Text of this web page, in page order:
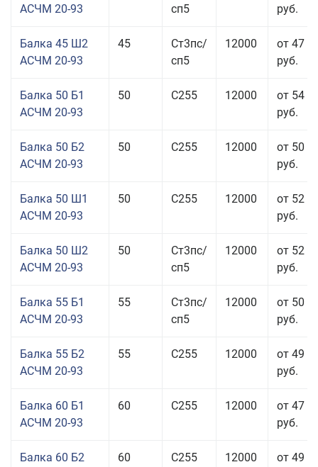
АСЧМ 20-93
сп5
руб.
Балка 45 Ш2
АСЧМ 20-93
45
Ст3пс/
сп5
12000
от 47
руб.
Балка 50 Б1
АСЧМ 20-93
50 С255 12000
от 54
руб.
Балка 50 Б2
АСЧМ 20-93
50 С255 12000
от 50
руб.
Балка 50 Ш1
АСЧМ 20-93
50 С255 12000
от 52
руб.
Балка 50 Ш2
АСЧМ 20-93
50
Ст3пс/
сп5
12000
от 52
руб.
Балка 55 Б1
АСЧМ 20-93
55
Ст3пс/
сп5
12000
от 50
руб.
Балка 55 Б2
АСЧМ 20-93
55 С255 12000
от 49
руб.
Балка 60 Б1
АСЧМ 20-93
60 С255 12000
от 47
руб.
Балка 60 Б2
60 С255 12000
от 49